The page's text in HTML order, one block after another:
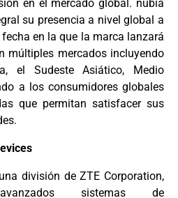
en el mercado global. nubia
su presencia a nivel global a
en la que la marca lanzará
múltiples mercados incluyendo
el Sudeste Asiático, Medio
a los consumidores globales
que permitan satisfacer sus
división de ZTE Corporation,
sistemas de